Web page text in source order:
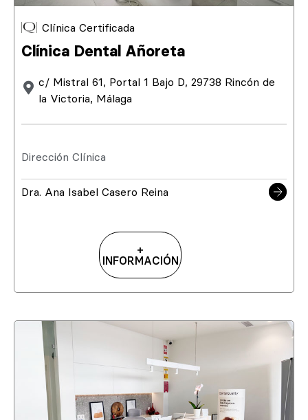
Clínica Certificada
Clínica Dental Añoreta
c/ Mistral 61, Portal 1 Bajo D, 29738 Rincón de
la Victoria, Málaga
Dirección Clínica
Dra. Ana Isabel Casero Reina
+
INFORMACIÓN